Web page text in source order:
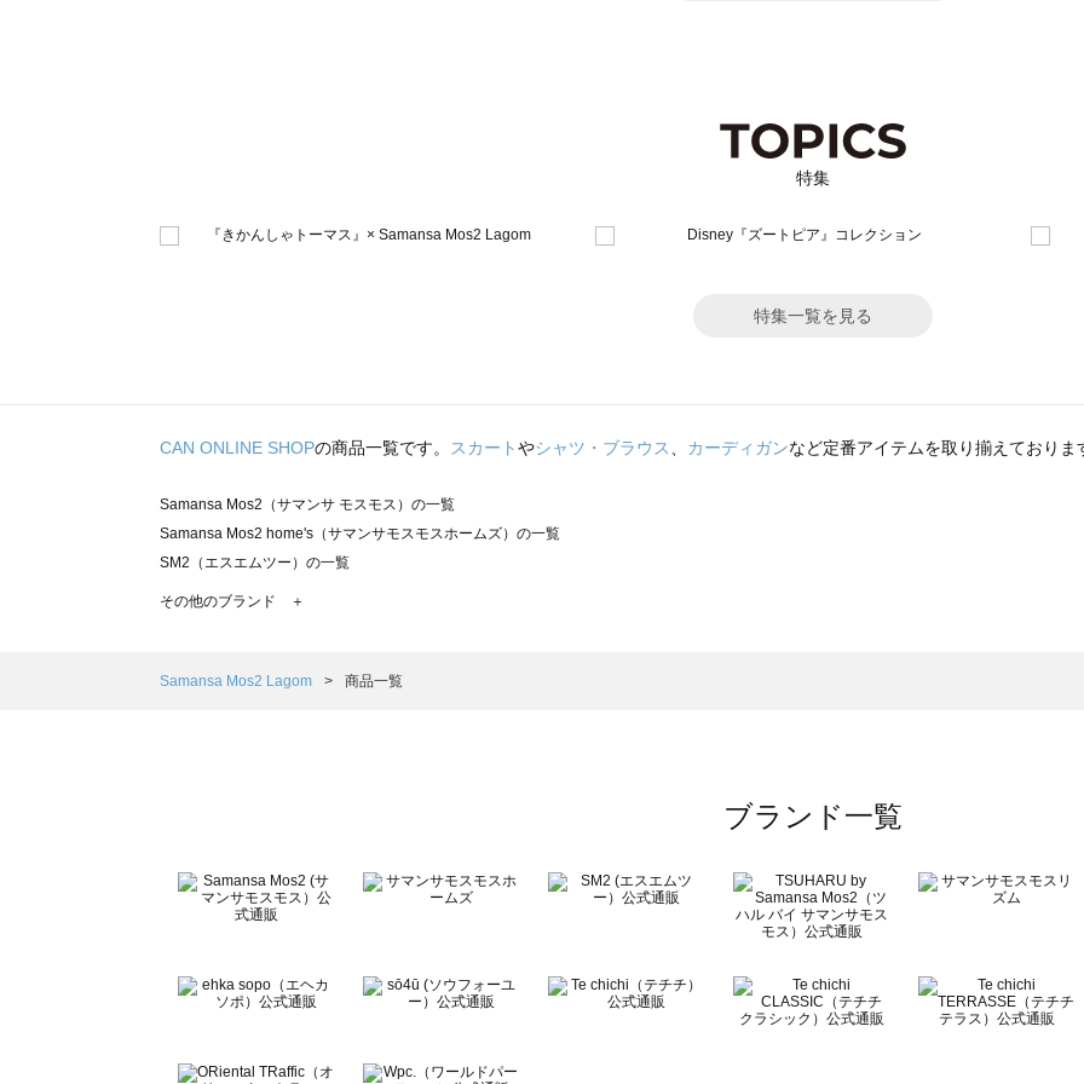
特集
特集一覧を見る
CAN ONLINE SHOPの商品一覧です。 スカートやシャツ・ブラウス、 カーディガンなど定番アイテムを取り揃えておりま
Samansa Mos2（サマンサ モスモス）の一覧
Samansa Mos2 home's（サマンサモスモスホームズ）の一覧
SM2（エスエムツー）の一覧
TSUHARU by Samansa Mos2（ツハルバイサマンサモスモス）の一覧
Samansa Mos2 Lagom（サマンサモスモス ラーゴム）の一覧
BETTY'S BLUE（べティーズブルー）の一覧
Wpc.（ワールドパーティー）の一覧
その他のブランド ＋
Samansa Mos2 Lagom 商品一覧
ブランド一覧